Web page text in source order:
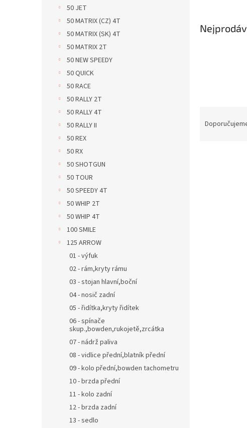
50 JET
50 MATRIX (CZ) 4T
50 MATRIX (SK) 4T
50 MATRIX 2T
50 NEW SPEEDY
50 QUICK
50 RACE
50 RALLY 2T
50 RALLY 4T
50 RALLY II
50 REX
50 RX
50 SHOTGUN
50 TOUR
50 SPEEDY 4T
50 WHIP 2T
50 WHIP 4T
100 SMILE
125 ARROW
01 - výfuk
02 - rám,kryty rámu
03 - stojan hlavní,boční
04 - nosič zadní
05 - řidítka,kryty řidítek
06 - spínače
skup.,bowden,rukojetě,zrcátka
07 - nádrž paliva
08 - vidlice přední,blatník přední
09 - kolo přední,bowden tachometru
10 - brzda přední
11 - kolo zadní
12 - brzda zadní
13 - sedlo